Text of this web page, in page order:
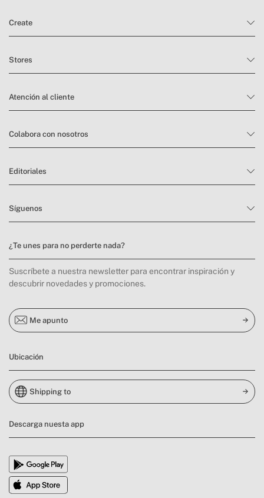
Create
Stores
Atención al cliente
Colabora con nosotros
Editoriales
Síguenos
¿Te unes para no perderte nada?
Suscríbete a nuestra newsletter para encontrar inspiración y
descubrir novedades y promociones.
Me apunto
Ubicación
Shipping to
Descarga nuesta app